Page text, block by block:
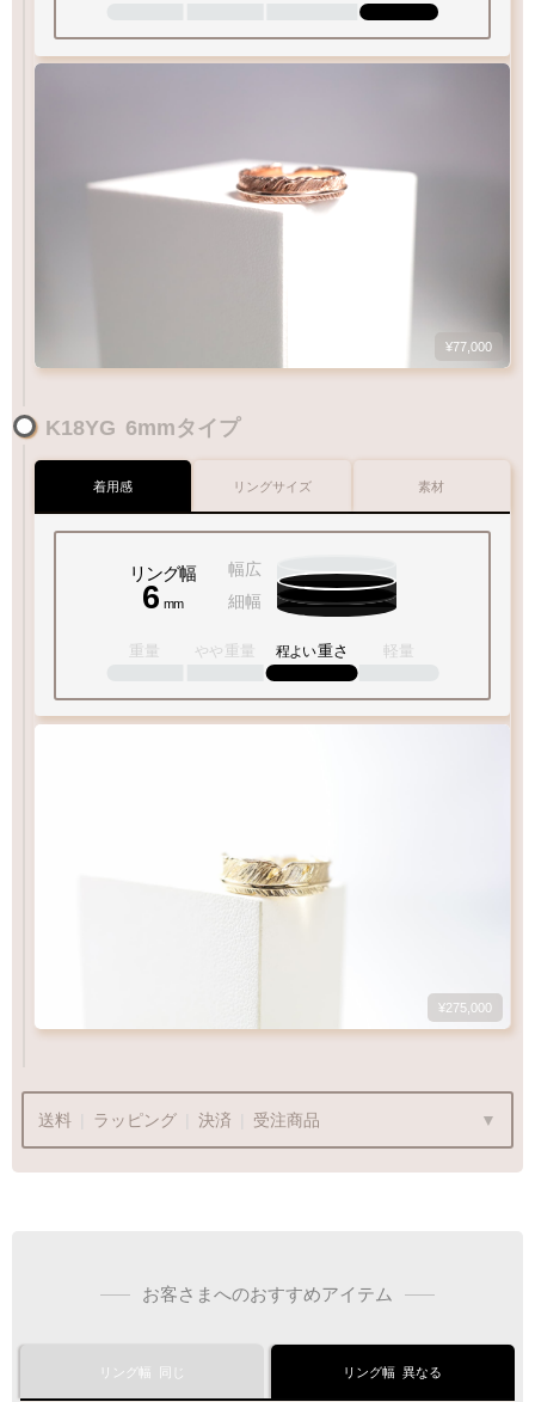
¥77,000
1- 18 号
内外両面彫刻 内面フラット
彫り重視の方 フィット感◎
Q&A
K10PG
肌なじみ◎優しい色味
K18YG 6mmタイプ
着用感
リング幅
6 mm
幅広
細幅
重量 やや 重量 程よい重さ 軽量
¥275,000
リングサイズ
4-20 号
素材
K18YG
鮮やかなゴールド
美しい光沢を放ちます
送料 ラッピング 決済 受注商品
プレゼント用でも安心してご利用いただけます
Q&A
1商品
¥1,100
お客さまへのおすすめアイテム
リング幅 同じ リング幅 異なる